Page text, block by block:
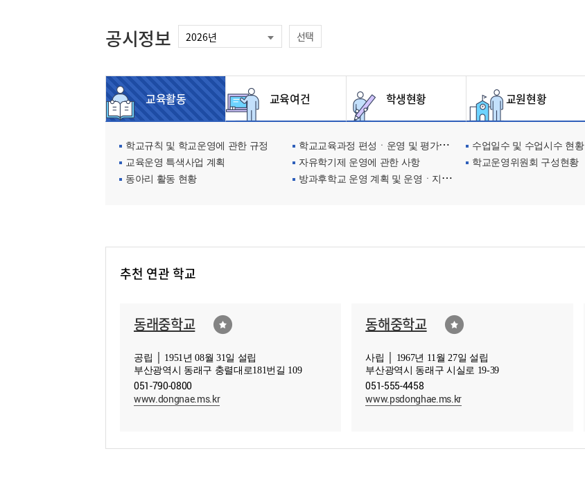
공시정보 선택
교육활동 교육여건 학생현황 교원현황
학교규칙 및 학교운영에 관한 규정 학교교육과정 편성ㆍ운영 및 평가에 관한 사항 수업일수 및 수업시수 현황
교육운영 특색사업 계획
자유학기제 운영에 관한 사항 학교운영위원회 구성현황
동아리 활동 현황
방과후학교 운영 계획 및 운영ㆍ지원현황
추천 연관 학교
동래중학교
공립 │ 1951년 08월 31일 설립
부산광역시 동래구 충렬대로181번길 109
051-790-0800
www.dongnae.ms.kr
동해중학교
사립 │ 1967년 11월 27일 설립
부산광역시 동래구 시실로 19-39
051-555-4458
www.psdonghae.ms.kr